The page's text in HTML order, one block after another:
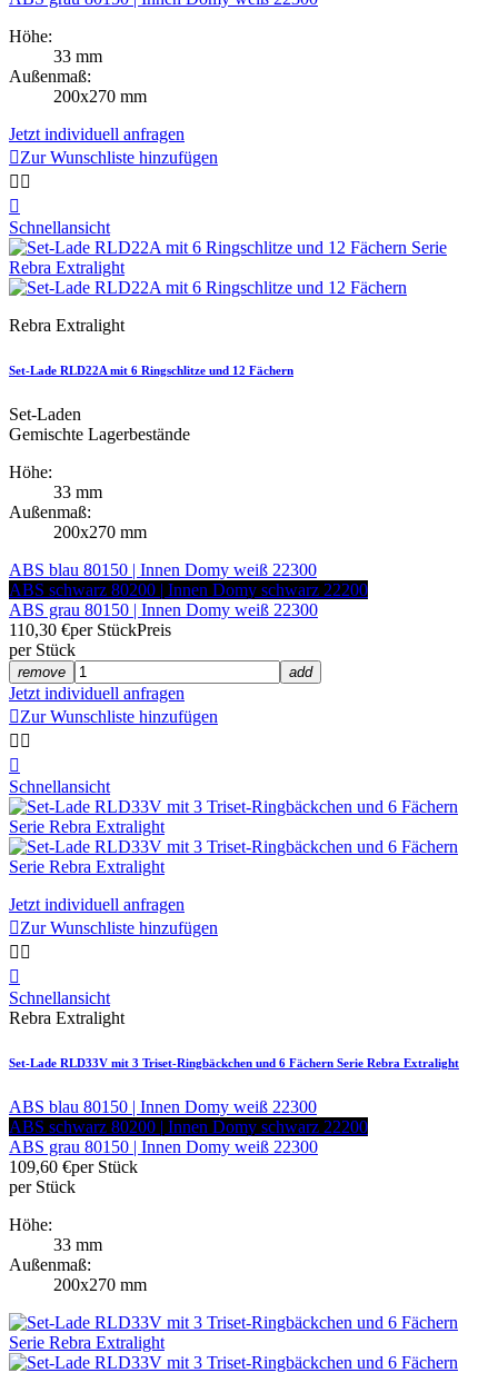
Höhe:
33 mm
Außenmaß:
200x270 mm
Jetzt individuell anfragen
Zur Wunschliste hinzufügen
 

Schnellansicht
Rebra Extralight
Set-Lade RLD22A mit 6 Ringschlitze und 12 Fächern
Set-Laden
Gemischte Lagerbestände
Höhe:
33 mm
Außenmaß:
200x270 mm
ABS blau 80150 | Innen Domy weiß 22300
ABS schwarz 80200 | Innen Domy schwarz 22200
ABS grau 80150 | Innen Domy weiß 22300
110,30 €per StückPreis
per Stück
remove add
Jetzt individuell anfragen
Zur Wunschliste hinzufügen
 

Schnellansicht
Jetzt individuell anfragen
Zur Wunschliste hinzufügen
 

Schnellansicht
Rebra Extralight
Set-Lade RLD33V mit 3 Triset-Ringbäckchen und 6 Fächern Serie Rebra Extralight
ABS blau 80150 | Innen Domy weiß 22300
ABS schwarz 80200 | Innen Domy schwarz 22200
ABS grau 80150 | Innen Domy weiß 22300
109,60 €per Stück
per Stück
Höhe:
33 mm
Außenmaß:
200x270 mm